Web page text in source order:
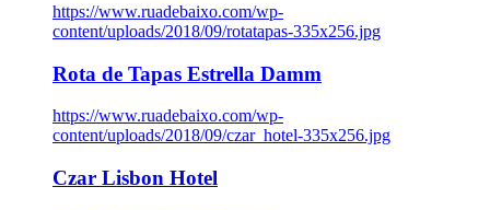
https://www.ruadebaixo.com/wp-
content/uploads/2018/09/rotatapas-335x256.jpg
Rota de Tapas Estrella Damm
https://www.ruadebaixo.com/wp-
content/uploads/2018/09/czar_hotel-335x256.jpg
Czar Lisbon Hotel